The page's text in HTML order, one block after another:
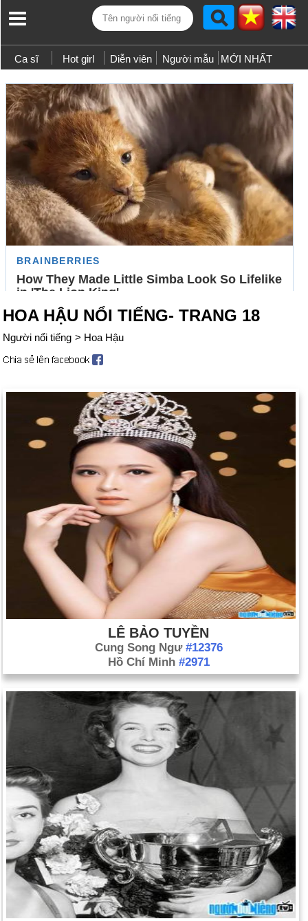
Ca sĩ Hot girl Diễn viên Người mẫu MỚI NHẤT
HOA HẬU NỔI TIẾNG- TRANG 18
Người nổi tiếng > Hoa Hậu
LÊ BẢO TUYỀN
Cung Song Ngư #12376
Hồ Chí Minh #2971